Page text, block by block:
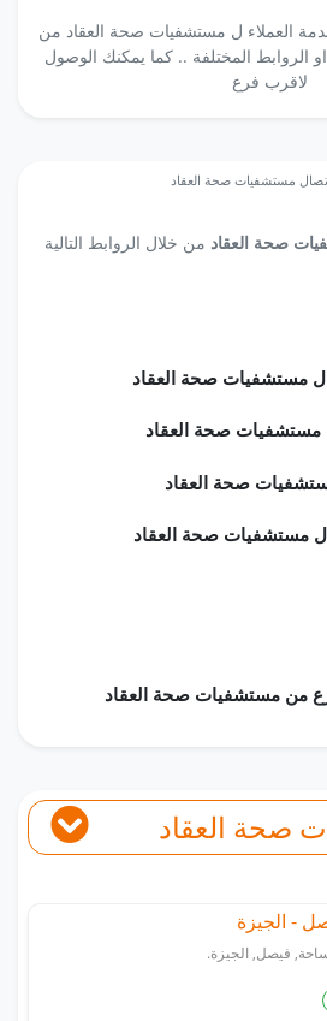
العملاء ل مستشفيات صحة العقاد من
الروابط المختلفة .. كما يمكنك الوصول
لاقرب فرع
مستشفيات صحة العقاد
صحة العقاد من خلال الروابط التالية
صحة العقاد
- الجيزة